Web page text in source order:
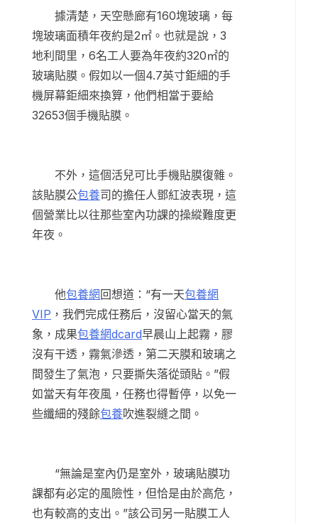
據清楚，天空懸廊有160塊玻璃，每
塊玻璃面積年夜約是2㎡。也就是說，3
地利間里，6名工人要為年夜約320㎡的
玻璃貼膜。假如以一個4.7英寸鉅細的手
機屏幕鉅細來換算，他們相當于要給
32653個手機貼膜。
不外，這個活兒可比手機貼膜復雜。
該貼膜公包養司的擔任人鄧紅波表現，這
個營業比以往那些室內功課的操縱難度更
年夜。
他包養網 回想道：“有一天包養網
VIP ，我們完成任務后，沒留心當天的氣
象，成果包養網dcard早晨山上起霧，膠
沒有干透，霧氣滲透，第二天膜和玻璃之
間發生了氣泡，只要撕失落從頭貼。”假
如當天有年夜風，任務也得暫停，以免一
些纖細的殘餘包養吹進裂縫之間。
“無論是室內仍是室外，玻璃貼膜功
課都有必定的風險性，但恰是由於高危，
也有較高的支出。”該公司另一貼膜工人